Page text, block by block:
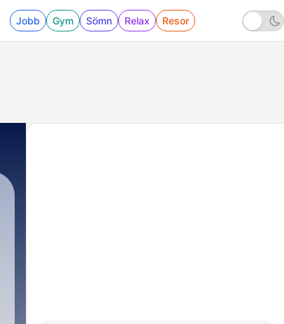
Jobb Gym Sömn Relax Resor